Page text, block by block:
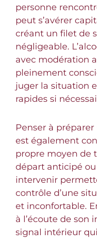
personne
peut s’avérer
créant un filet de
négligeable.
avec modération
pleinement
juger la situation
rapides si
Penser à
est également
propre moyen de
départ anticipé
intervenir
contrôle d’une
et inconfortable.
à l’écoute de son
signal intérieur